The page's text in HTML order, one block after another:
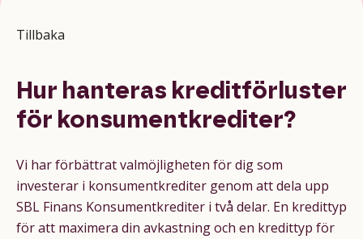
Tillbaka
Hur hanteras kreditförluster
för konsumentkrediter?
Vi har förbättrat valmöjligheten för dig som
investerar i konsumentkrediter genom att dela upp
SBL Finans Konsumentkrediter i två delar. En kredittyp
för att maximera din avkastning och en kredittyp för